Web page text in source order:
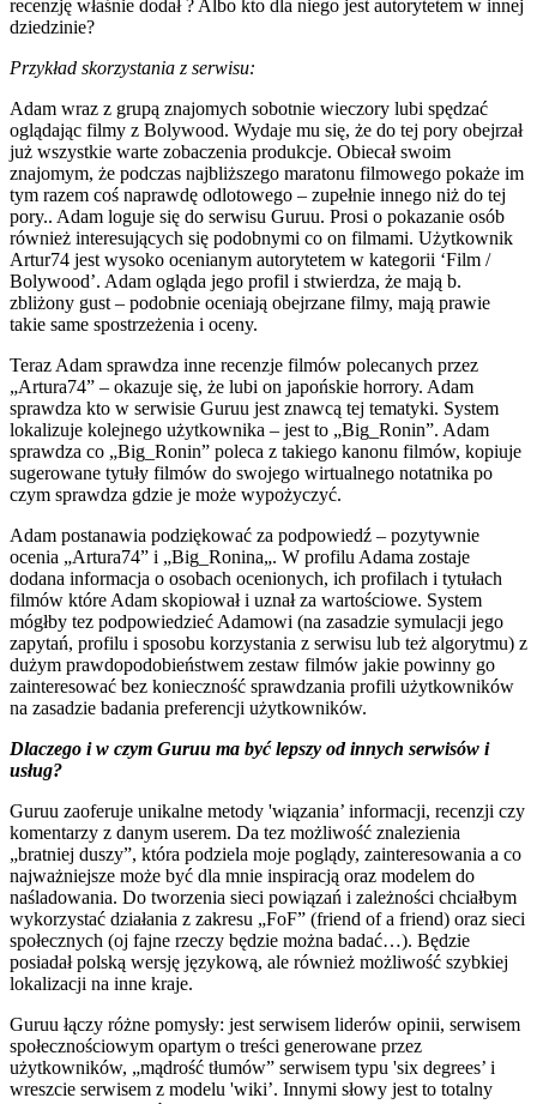
recenzję właśnie dodał ? Albo kto dla niego jest autorytetem w innej
dziedzinie?
Przykład skorzystania z serwisu:
Adam wraz z grupą znajomych sobotnie wieczory lubi spędzać
oglądając filmy z Bolywood. Wydaje mu się, że do tej pory obejrzał
już wszystkie warte zobaczenia produkcje. Obiecał swoim
znajomym, że podczas najbliższego maratonu filmowego pokaże im
tym razem coś naprawdę odlotowego – zupełnie innego niż do tej
pory.. Adam loguje się do serwisu Guruu. Prosi o pokazanie osób
również interesujących się podobnymi co on filmami. Użytkownik
Artur74 jest wysoko ocenianym autorytetem w kategorii ‘Film /
Bolywood’. Adam ogląda jego profil i stwierdza, że mają b.
zbliżony gust – podobnie oceniają obejrzane filmy, mają prawie
takie same spostrzeżenia i oceny.
Teraz Adam sprawdza inne recenzje filmów polecanych przez
„Artura74” – okazuje się, że lubi on japońskie horrory. Adam
sprawdza kto w serwisie Guruu jest znawcą tej tematyki. System
lokalizuje kolejnego użytkownika – jest to „Big_Ronin”. Adam
sprawdza co „Big_Ronin” poleca z takiego kanonu filmów, kopiuje
sugerowane tytuły filmów do swojego wirtualnego notatnika po
czym sprawdza gdzie je może wypożyczyć.
Adam postanawia podziękować za podpowiedź – pozytywnie
ocenia „Artura74” i „Big_Ronina„. W profilu Adama zostaje
dodana informacja o osobach ocenionych, ich profilach i tytułach
filmów które Adam skopiował i uznał za wartościowe. System
mógłby tez podpowiedzieć Adamowi (na zasadzie symulacji jego
zapytań, profilu i sposobu korzystania z serwisu lub też algorytmu) z
dużym prawdopodobieństwem zestaw filmów jakie powinny go
zainteresować bez konieczność sprawdzania profili użytkowników
na zasadzie badania preferencji użytkowników.
Dlaczego i w czym Guruu ma być lepszy od innych serwisów i
usług?
Guruu zaoferuje unikalne metody 'wiązania’ informacji, recenzji czy
komentarzy z danym userem. Da tez możliwość znalezienia
„bratniej duszy”, która podziela moje poglądy, zainteresowania a co
najważniejsze może być dla mnie inspiracją oraz modelem do
naśladowania. Do tworzenia sieci powiązań i zależności chciałbym
wykorzystać działania z zakresu „FoF” (friend of a friend) oraz sieci
społecznych (oj fajne rzeczy będzie można badać…). Będzie
posiadał polską wersję językową, ale również możliwość szybkiej
lokalizacji na inne kraje.
Guruu łączy różne pomysły: jest serwisem liderów opinii, serwisem
społecznościowym opartym o treści generowane przez
użytkowników, „mądrość tłumów” serwisem typu 'six degrees’ i
wreszcie serwisem z modelu 'wiki’. Innymi słowy jest to totalny